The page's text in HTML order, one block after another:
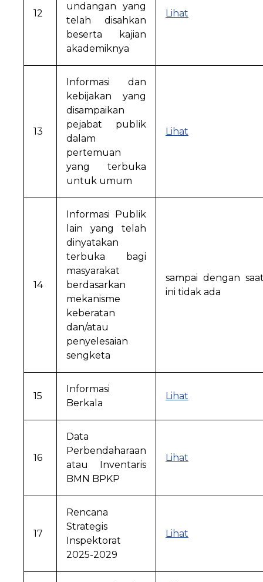
12
undangan yang
telah disahkan
beserta kajian
akademiknya
Lihat
13
Informasi dan
kebijakan yang
disampaikan
pejabat publik
dalam
pertemuan
yang terbuka
untuk umum
Lihat
14
Informasi Publik
lain yang telah
dinyatakan
terbuka bagi
masyarakat
berdasarkan
mekanisme
keberatan
dan/atau
penyelesaian
sengketa
sampai dengan
ini tidak ada
15
Informasi
Berkala
Lihat
16
Data
Perbendaharaan
atau Inventaris
BMN BPKP
Lihat
17
Rencana
Strategis
Inspektorat
2025-2029
Lihat